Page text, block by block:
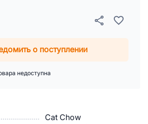
Cat Chow
о поступлении
недоступна